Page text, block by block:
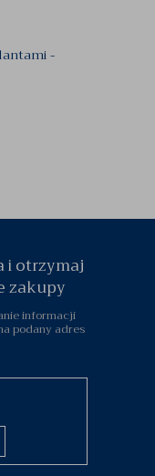
-
i otrzymaj
zakupy
informacji
podany adres